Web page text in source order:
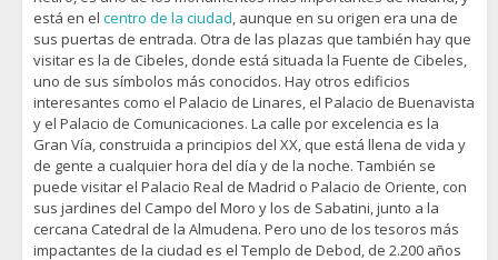
está en el centro de la ciudad, aunque en su origen era una de
sus puertas de entrada. Otra de las plazas que también hay que
visitar es la de Cibeles, donde está situada la Fuente de Cibeles,
uno de sus símbolos más conocidos. Hay otros edificios
interesantes como el Palacio de Linares, el Palacio de Buenavista
y el Palacio de Comunicaciones. La calle por excelencia es la
Gran Vía, construida a principios del XX, que está llena de vida y
de gente a cualquier hora del día y de la noche. También se
puede visitar el Palacio Real de Madrid o Palacio de Oriente, con
sus jardines del Campo del Moro y los de Sabatini, junto a la
cercana Catedral de la Almudena. Pero uno de los tesoros más
impactantes de la ciudad es el Templo de Debod, de 2.200 años